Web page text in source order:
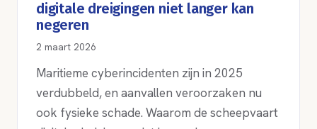
digitale dreigingen niet langer kan
negeren
2 maart 2026
Maritieme cyberincidenten zijn in 2025
verdubbeld, en aanvallen veroorzaken nu
ook fysieke schade. Waarom de scheepvaart